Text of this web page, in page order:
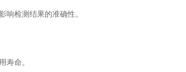
检测结果的准确性。
命。